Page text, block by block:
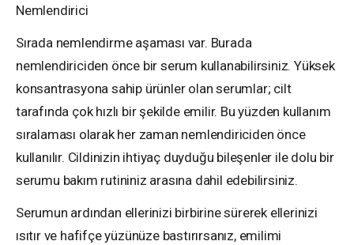
Nemlendirici
Sırada nemlendirme aşaması var. Burada
nemlendiriciden önce bir serum kullanabilirsiniz. Yüksek
konsantrasyona sahip ürünler olan serumlar; cilt
tarafında çok hızlı bir şekilde emilir. Bu yüzden kullanım
sıralaması olarak her zaman nemlendiriciden önce
kullanılır. Cildinizin ihtiyaç duyduğu bileşenler ile dolu bir
serumu bakım rutininiz arasına dahil edebilirsiniz.
Serumun ardından ellerinizi birbirine sürerek ellerinizi
ısıtır ve hafifçe yüzünüze bastırırsanız, emilimi